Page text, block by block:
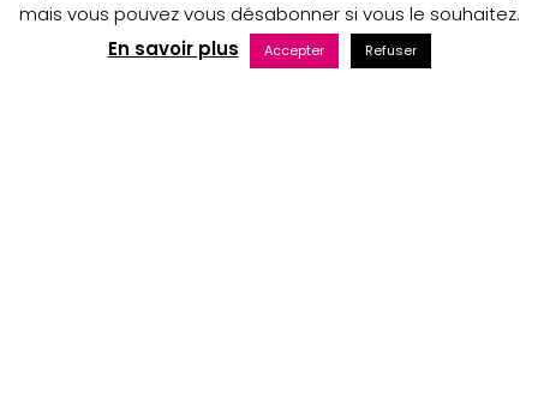
Copyright © 2023 Au nom du Père boutique
Maintenance web par Bluekat Digital
mais vous pouvez vous désabonner si vous le souhaitez.
En savoir plus
Accepter Refuser